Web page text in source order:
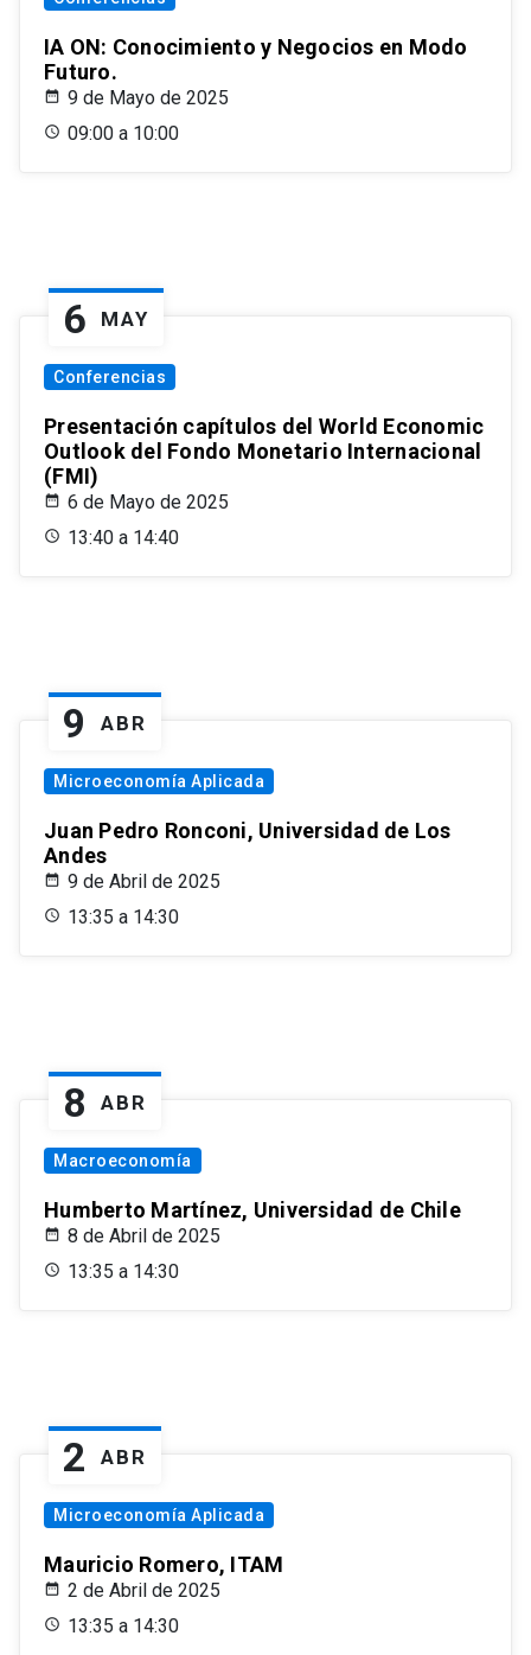
IA ON: Conocimiento y Negocios en Modo
Futuro.
9 de Mayo de 2025
09:00 a 10:00
6 MAY
Conferencias
Presentación capítulos del World Economic
Outlook del Fondo Monetario Internacional
(FMI)
6 de Mayo de 2025
13:40 a 14:40
9 ABR
Microeconomía Aplicada
Juan Pedro Ronconi, Universidad de Los
Andes
9 de Abril de 2025
13:35 a 14:30
8 ABR
Macroeconomía
Humberto Martínez, Universidad de Chile
8 de Abril de 2025
13:35 a 14:30
2 ABR
Microeconomía Aplicada
Mauricio Romero, ITAM
2 de Abril de 2025
13:35 a 14:30